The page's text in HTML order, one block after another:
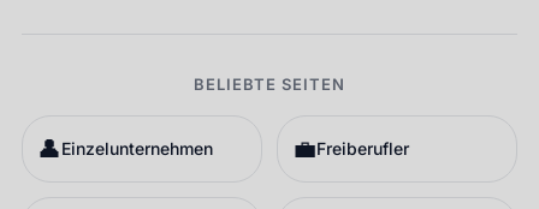
BELIEBTE SEITEN
👤Einzelunternehmen 💼Freiberufler